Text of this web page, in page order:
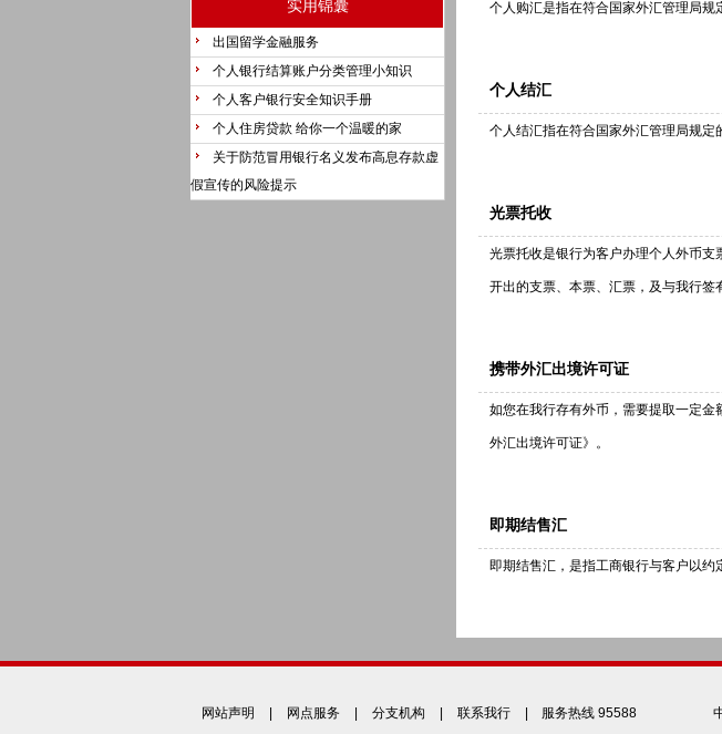
实用锦囊
出国留学金融服务
个人银行结算账户分类管理小知识
个人客户银行安全知识手册
个人住房贷款 给你一个温暖的家
关于防范冒用银行名义发布高息存款虚
假宣传的风险提示
个人购汇是指在符合国家外汇管理局规
个人结汇
个人结汇指在符合国家外汇管理局规定
光票托收
光票托收是银行为客户办理个人外币
开出的支票、本票、汇票，及与我行签
携带外汇出境许可证
如您在我行存有外币，需要提取一定
外汇出境许可证》。
即期结售汇
即期结售汇，是指工商银行与客户以约
网站声明 网点服务 分支机构 联系我行 | 服务热线 95588